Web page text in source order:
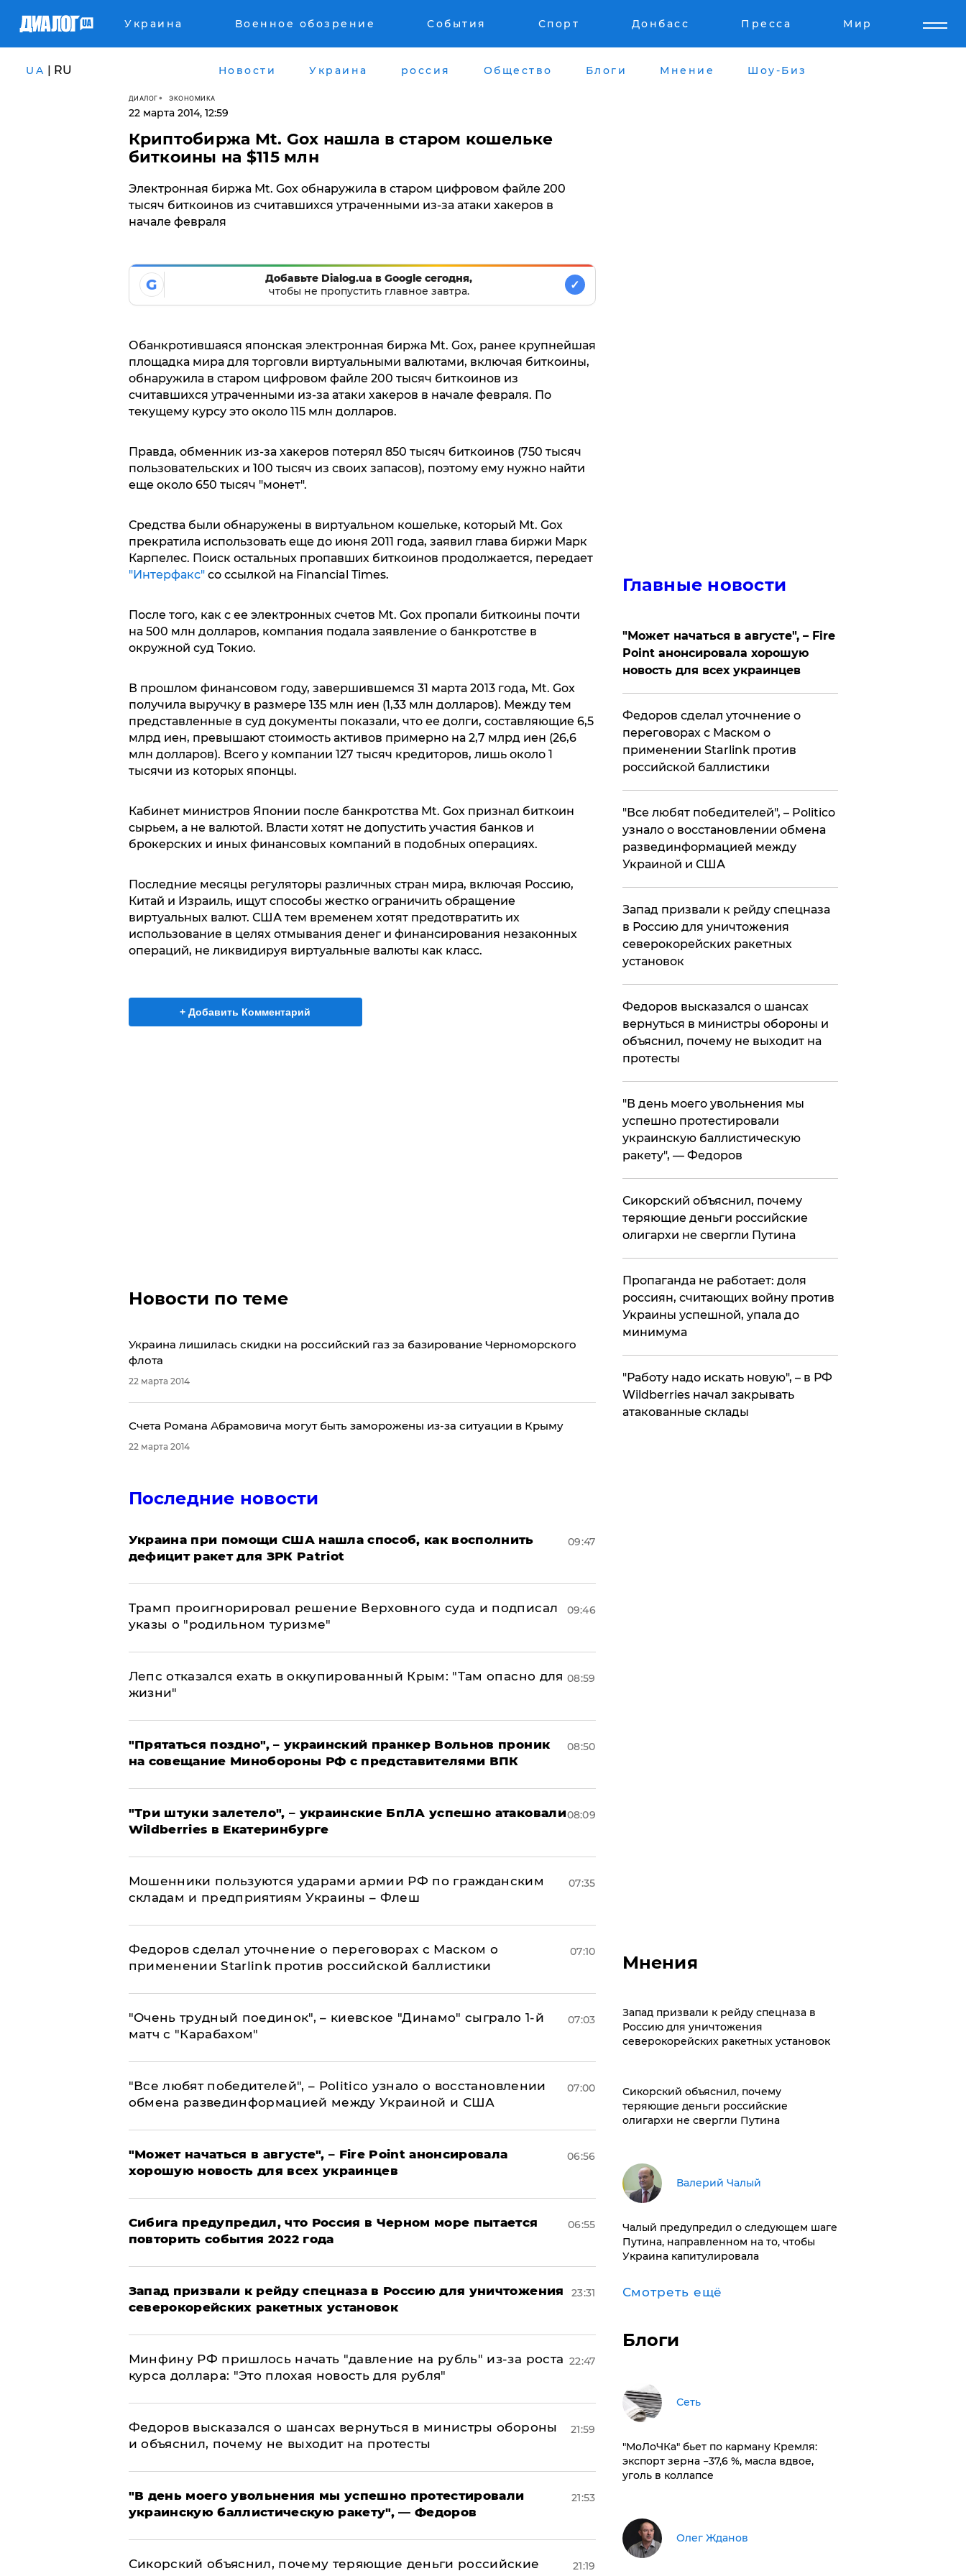
Украина Военное обозрение События Спорт Донбасс Пресса Мир
UA | RU Новости Украина россия Общество Блоги Мнение Шоу-Биз
ДИАЛОГ ЭКОНОМИКА
22 марта 2014, 12:59
Криптобиржа Mt. Gox нашла в старом кошельке
биткоины на $115 млн
Электронная биржа Mt. Gox обнаружила в старом цифровом файле 200
тысяч биткоинов из считавшихся утраченными из-за атаки хакеров в
начале февраля
G
Добавьте Dialog.ua в Google сегодня,
чтобы не пропустить главное завтра.
✓
Обанкротившаяся японская электронная биржа Mt. Gox, ранее крупнейшая
площадка мира для торговли виртуальными валютами, включая биткоины,
обнаружила в старом цифровом файле 200 тысяч биткоинов из
считавшихся утраченными из-за атаки хакеров в начале февраля. По
текущему курсу это около 115 млн долларов.
Правда, обменник из-за хакеров потерял 850 тысяч биткоинов (750 тысяч
пользовательских и 100 тысяч из своих запасов), поэтому ему нужно найти
еще около 650 тысяч "монет".
Средства были обнаружены в виртуальном кошельке, который Mt. Gox
прекратила использовать еще до июня 2011 года, заявил глава биржи Марк
Карпелес. Поиск остальных пропавших биткоинов продолжается, передает
"Интерфакс"со ссылкой на Financial Times.
После того, как с ее электронных счетов Mt. Gox пропали биткоины почти
на 500 млн долларов, компания подала заявление о банкротстве в
окружной суд Токио.
В прошлом финансовом году, завершившемся 31 марта 2013 года, Mt. Gox
получила выручку в размере 135 млн иен (1,33 млн долларов). Между тем
представленные в суд документы показали, что ее долги, составляющие 6,5
млрд иен, превышают стоимость активов примерно на 2,7 млрд иен (26,6
млн долларов). Всего у компании 127 тысяч кредиторов, лишь около 1
тысячи из которых японцы.
Кабинет министров Японии после банкротства Mt. Gox признал биткоин
сырьем, а не валютой. Власти хотят не допустить участия банков и
брокерских и иных финансовых компаний в подобных операциях.
Последние месяцы регуляторы различных стран мира, включая Россию,
Китай и Израиль, ищут способы жестко ограничить обращение
виртуальных валют. США тем временем хотят предотвратить их
использование в целях отмывания денег и финансирования незаконных
операций, не ликвидируя виртуальные валюты как класс.
+ Добавить Комментарий
Новости по теме
Украина лишилась скидки на российский газ за базирование Черноморского
флота
22 марта 2014
Счета Романа Абрамовича могут быть заморожены из-за ситуации в Крыму
22 марта 2014
Последние новости
Украина при помощи США нашла способ, как восполнить
дефицит ракет для ЗРК Patriot
09:47
Трамп проигнорировал решение Верховного суда и подписал
указы о "родильном туризме"
09:46
Лепс отказался ехать в оккупированный Крым: "Там опасно для
жизни"
08:59
"Прятаться поздно", – украинский пранкер Вольнов проник
на совещание Минобороны РФ с представителями ВПК
08:50
"Три штуки залетело", – украинские БпЛА успешно атаковали
Wildberries в Екатеринбурге
08:09
Мошенники пользуются ударами армии РФ по гражданским
складам и предприятиям Украины – Флеш
07:35
Федоров сделал уточнение о переговорах с Маском о
применении Starlink против российской баллистики
07:10
"Очень трудный поединок", – киевское "Динамо" сыграло 1-й
матч с "Карабахом"
07:03
​"Все любят победителей", – Politico узнало о восстановлении
обмена развединформацией между Украиной и США
07:00
"Может начаться в августе", – Fire Point анонсировала
хорошую новость для всех украинцев
06:56
Сибига предупредил, что Россия в Черном море пытается
повторить события 2022 года
06:55
Запад призвали к рейду спецназа в Россию для уничтожения
северокорейских ракетных установок
23:31
Минфину РФ пришлось начать "давление на рубль" из-за роста
курса доллара: "Это плохая новость для рубля"
22:47
Федоров высказался о шансах вернуться в министры обороны
и объяснил, почему не выходит на протесты
21:59
​"В день моего увольнения мы успешно протестировали
украинскую баллистическую ракету", — Федоров
21:53
Сикорский объяснил, почему теряющие деньги российские
21:19
Главные новости
"Может начаться в августе", – Fire
Point анонсировала хорошую
новость для всех украинцев
Федоров сделал уточнение о
переговорах с Маском о
применении Starlink против
российской баллистики
​"Все любят победителей", – Politico
узнало о восстановлении обмена
развединформацией между
Украиной и США
Запад призвали к рейду спецназа
в Россию для уничтожения
северокорейских ракетных
установок
Федоров высказался о шансах
вернуться в министры обороны и
объяснил, почему не выходит на
протесты
​"В день моего увольнения мы
успешно протестировали
украинскую баллистическую
ракету", — Федоров
Сикорский объяснил, почему
теряющие деньги российские
олигархи не свергли Путина
​Пропаганда не работает: доля
россиян, считающих войну против
Украины успешной, упала до
минимума
"Работу надо искать новую", – в РФ
Wildberries начал закрывать
атакованные склады
Мнения
Запад призвали к рейду спецназа в
Россию для уничтожения
северокорейских ракетных установок
Сикорский объяснил, почему
теряющие деньги российские
олигархи не свергли Путина
Валерий Чалый
Чалый предупредил о следующем шаге
Путина, направленном на то, чтобы
Украина капитулировала
Смотреть ещё
Блоги
Сеть
​"МоЛоЧКа" бьет по карману Кремля:
экспорт зерна −37,6 %, масла вдвое,
уголь в коллапсе
Олег Жданов